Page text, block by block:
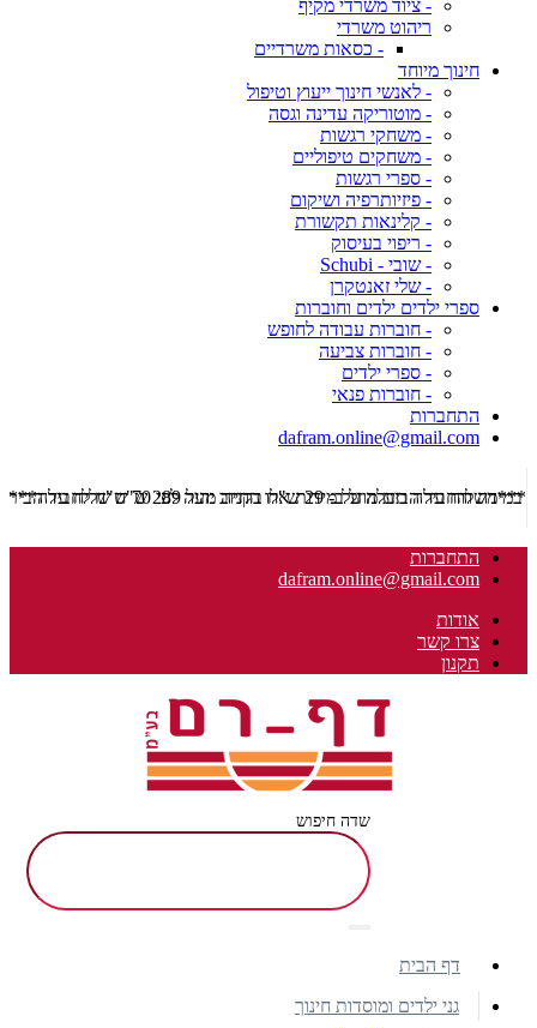
- ציוד משרדי מקיף
ריהוט משרדי
- כסאות משרדיים
חינוך מיוחד
- לאנשי חינוך ייעוץ וטיפול
- מוטוריקה עדינה וגסה
- משחקי רגשות
- משחקים טיפוליים
- ספרי רגשות
- פיזיותרפיה ושיקום
- קלינאות תקשורת
- ריפוי בעיסוק
- שובי - Schubi
- שלי זאנטקרן
ספרי ילדים ילדים וחוברות
- חוברות עבודה לחופש
- חוברות צביעה
- ספרי ילדים
- חוברות פנאי
התחברות
dafram.online@gmail.com
***משלוח עד הבית מוזל ב- 29 ש"ח בקניה מעל 289 ש"ח שליח עד הבית ***
התחברות
dafram.online@gmail.com
אודות
צרו קשר
תקנון
שדה חיפוש
דף הבית
גני ילדים ומוסדות חינוך